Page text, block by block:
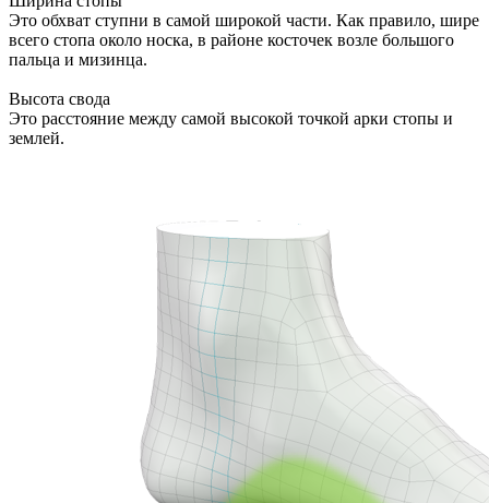
Это обхват ступни в самой широкой части. Как правило, шире
всего стопа около носка, в районе косточек возле большого
пальца и мизинца.
Высота свода
Это расстояние между самой высокой точкой арки стопы и
землей.